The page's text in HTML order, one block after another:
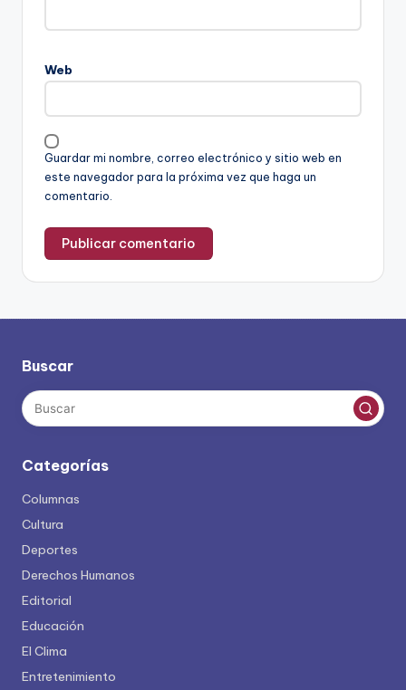
Web
Guardar mi nombre, correo electrónico y sitio web en
este navegador para la próxima vez que haga un
comentario.
Buscar
Categorías
Columnas
Cultura
Deportes
Derechos Humanos
Editorial
Educación
El Clima
Entretenimiento